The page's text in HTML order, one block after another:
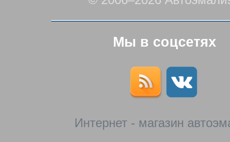
Мы в соцсетях
Интернет - магазин